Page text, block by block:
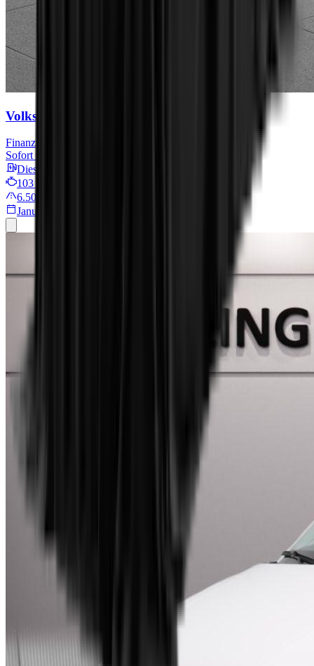
Volkswagen Crafter
Finanzieren für
Sofort verfügbar
Diesel
103 kW/140 PS
6.500 km
Januar 2025